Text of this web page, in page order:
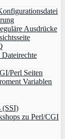
Ausdrücke
Perl Seiten
Variablen
(SSI)
zu Perl/CGI